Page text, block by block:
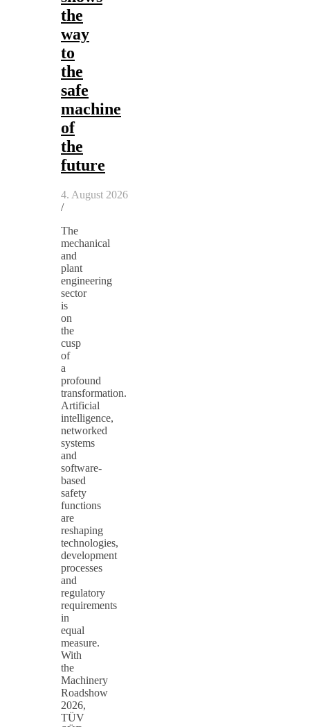
the
way
to
the
safe
machine
of
the
future
4. August 2026
/
The
mechanical
and
plant
engineering
sector
is
on
the
cusp
of
a
profound
transformation.
Artificial
intelligence,
networked
systems
and
software-
based
safety
functions
are
reshaping
technologies,
development
processes
and
regulatory
requirements
in
equal
measure.
With
the
Machinery
Roadshow
2026,
TÜV